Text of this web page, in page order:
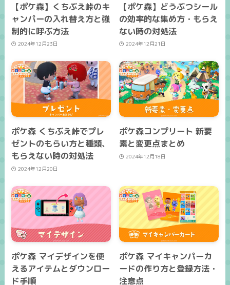
【ポケ森】くちぶえ峠のキ
ャンパーの入れ替え方と強
制的に呼ぶ方法
2024年12月23日
【ポケ森】どうぶつシール
の効率的な集め方・もらえ
ない時の対処法
2024年12月21日
ポケ森 くちぶえ峠でプレ
ゼントのもらい方と種類、
もらえない時の対処法
2024年12月20日
ポケ森コンプリート 新要
素と変更点まとめ
2024年12月18日
ポケ森 マイデザインを使
えるアイテムとダウンロー
ド手順
ポケ森 マイキャンパーカ
ードの作り方と登録方法・
注意点